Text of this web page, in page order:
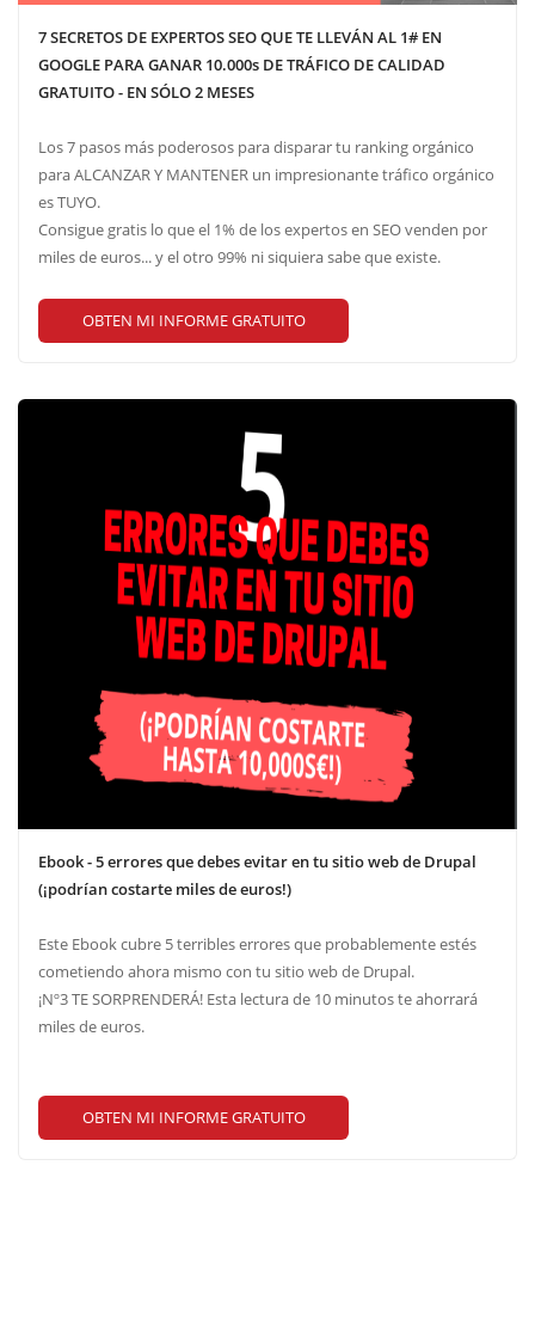
7 SECRETOS DE EXPERTOS SEO QUE TE LLEVÁN AL 1# EN
GOOGLE PARA GANAR 10.000s DE TRÁFICO DE CALIDAD
GRATUITO - EN SÓLO 2 MESES
Los 7 pasos más poderosos para disparar tu ranking orgánico
para ALCANZAR Y MANTENER un impresionante tráfico orgánico
es TUYO.
Consigue gratis lo que el 1% de los expertos en SEO venden por
miles de euros... y el otro 99% ni siquiera sabe que existe.
OBTEN MI INFORME GRATUITO
Ebook - 5 errores que debes evitar en tu sitio web de Drupal
(¡podrían costarte miles de euros!)
Este Ebook cubre 5 terribles errores que probablemente estés
cometiendo ahora mismo con tu sitio web de Drupal.
¡Nº3 TE SORPRENDERÁ! Esta lectura de 10 minutos te ahorrará
miles de euros.
OBTEN MI INFORME GRATUITO